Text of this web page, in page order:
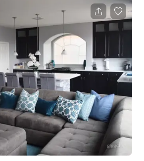
Doté d’un système sonore L-
watts, d’un immense mur LED 4K
de 100 pied